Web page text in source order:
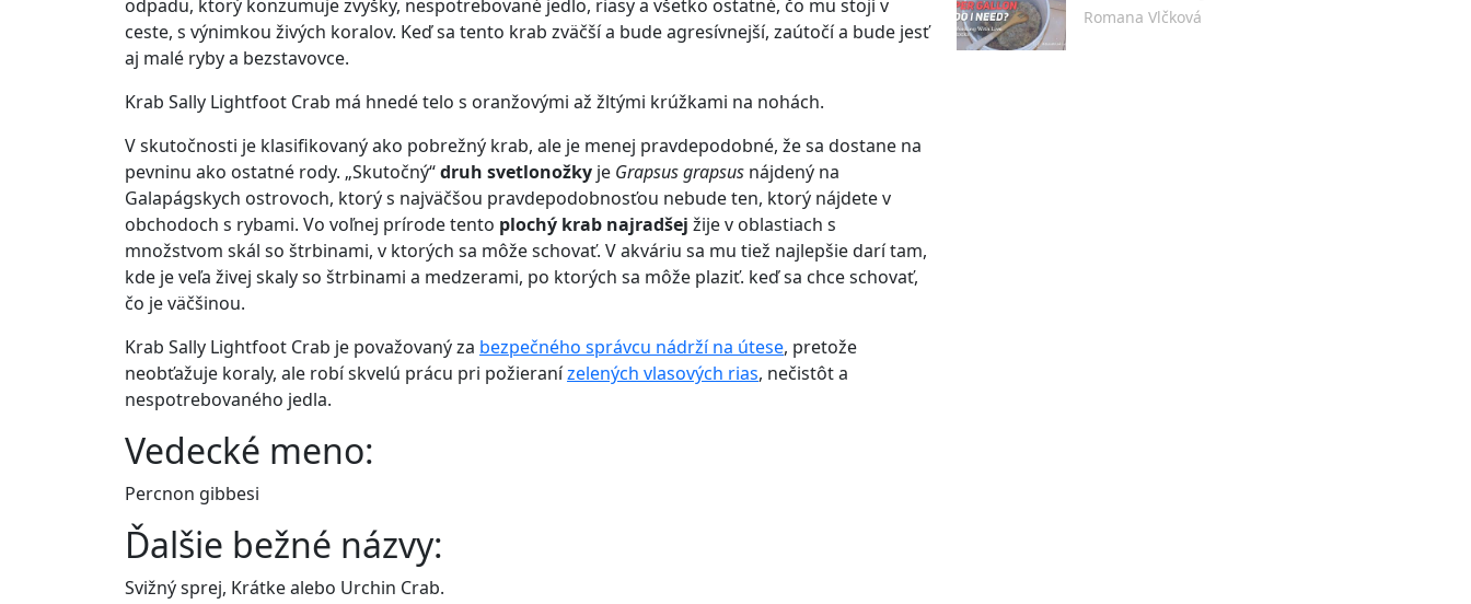
odpadu, ktorý konzumuje zvyšky, nespotrebované jedlo, riasy a všetko ostatné, čo mu stojí v
ceste, s výnimkou živých koralov. Keď sa tento krab zväčší a bude agresívnejší, zaútočí a bude jesť
aj malé ryby a bezstavovce.
Krab Sally Lightfoot Crab má hnedé telo s oranžovými až žltými krúžkami na nohách.
V skutočnosti je klasifikovaný ako pobrežný krab, ale je menej pravdepodobné, že sa dostane na
pevninu ako ostatné rody. „Skutočný“druh svetlonožky je Grapsus grapsus nájdený na
Galapágskych ostrovoch, ktorý s najväčšou pravdepodobnosťou nebude ten, ktorý nájdete v
obchodoch s rybami. Vo voľnej prírode tento plochý krab najradšej žije v oblastiach s
množstvom skál so štrbinami, v ktorých sa môže schovať. V akváriu sa mu tiež najlepšie darí tam,
kde je veľa živej skaly so štrbinami a medzerami, po ktorých sa môže plaziť. keď sa chce schovať,
čo je väčšinou.
Krab Sally Lightfoot Crab je považovaný za bezpečného správcu nádrží na útese, pretože
neobťažuje koraly, ale robí skvelú prácu pri požieranízelených vlasových rias, nečistôt a
nespotrebovaného jedla.
Vedecké meno:
Percnon gibbesi
Ďalšie bežné názvy:
Svižný sprej, Krátke alebo Urchin Crab.
Romana Vlčková